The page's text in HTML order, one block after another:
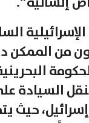
من الممكن
السيادة